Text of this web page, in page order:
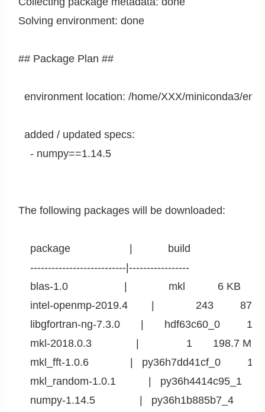
Solving environment: done
## Package Plan ##
environment location: /home/XXX/miniconda3/
  added / updated specs:
    - numpy==1.14.5
The following packages will be downloaded:
    package                    |            build
    ---------------------------|-----------------
    blas-1.0                   |              mkl           6 KB
intel-openmp-2019.4        |              243
libgfortran-ng-7.3.0       |       hdf63c60_0
    mkl-2018.0.3               |                1       198.7 MB
mkl_fft-1.0.6              |   py36h7dd41cf_0
mkl_random-1.0.1           |   py36h4414c95_1
numpy-1.14.5               |   py36h1b885b7_4